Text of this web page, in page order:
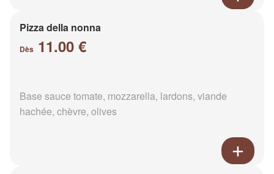
Pizza della nonna
Dès 11.00 €
Base sauce tomate, mozzarella, lardons, viande
hachée, chèvre, olives